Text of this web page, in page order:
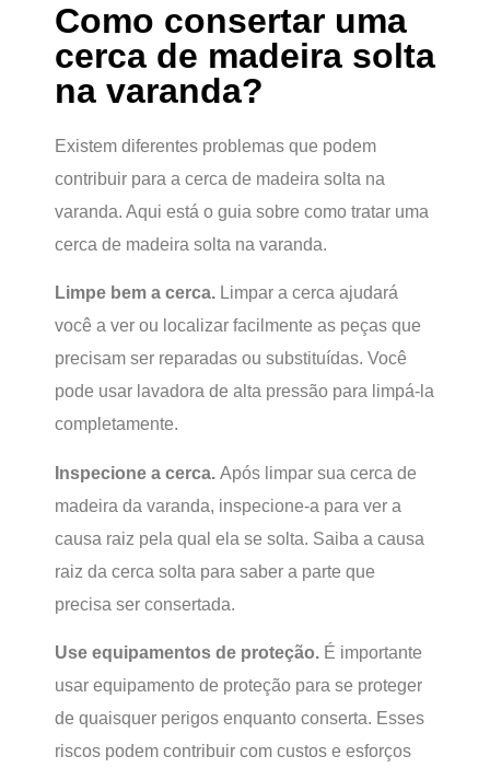
Como consertar uma
cerca de madeira solta
na varanda?
Existem diferentes problemas que podem
contribuir para a cerca de madeira solta na
varanda. Aqui está o guia sobre como tratar uma
cerca de madeira solta na varanda.
Limpe bem a cerca. Limpar a cerca ajudará
você a ver ou localizar facilmente as peças que
precisam ser reparadas ou substituídas. Você
pode usar lavadora de alta pressão para limpá-la
completamente.
Inspecione a cerca. Após limpar sua cerca de
madeira da varanda, inspecione-a para ver a
causa raiz pela qual ela se solta. Saiba a causa
raiz da cerca solta para saber a parte que
precisa ser consertada.
Use equipamentos de proteção. É importante
usar equipamento de proteção para se proteger
de quaisquer perigos enquanto conserta. Esses
riscos podem contribuir com custos e esforços